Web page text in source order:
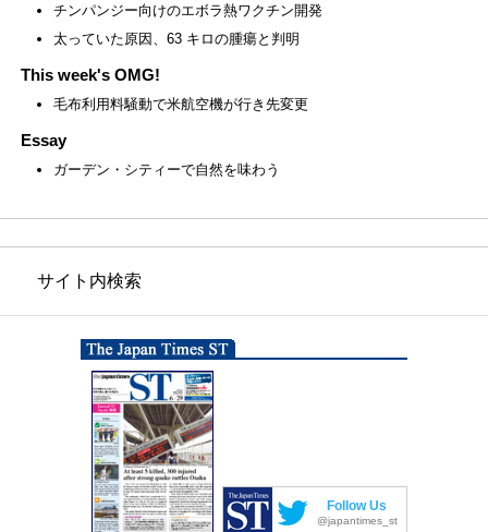
チンパンジー向けのエボラ熱ワクチン開発
太っていた原因、63 キロの腫瘍と判明
This week's OMG!
毛布利用料騒動で米航空機が行き先変更
Essay
ガーデン・シティーで自然を味わう
サイト内検索
Follow Us
@japantimes_st